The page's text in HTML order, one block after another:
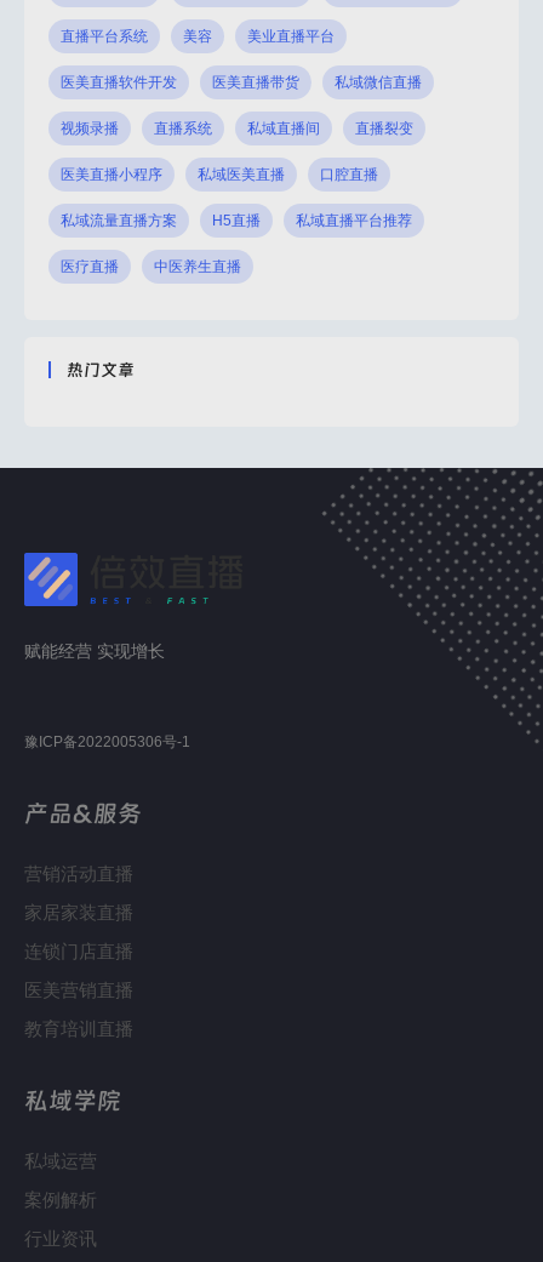
直播平台系统 美容 美业直播平台
医美直播软件开发 医美直播带货 私域微信直播
视频录播 直播系统 私域直播间 直播裂变
医美直播小程序 私域医美直播 口腔直播
私域流量直播方案 H5直播 私域直播平台推荐
医疗直播 中医养生直播
热门文章
赋能经营 实现增长
豫ICP备2022005306号-1
产品&服务
营销活动直播
家居家装直播
连锁门店直播
医美营销直播
教育培训直播
私域学院
私域运营
案例解析
行业资讯